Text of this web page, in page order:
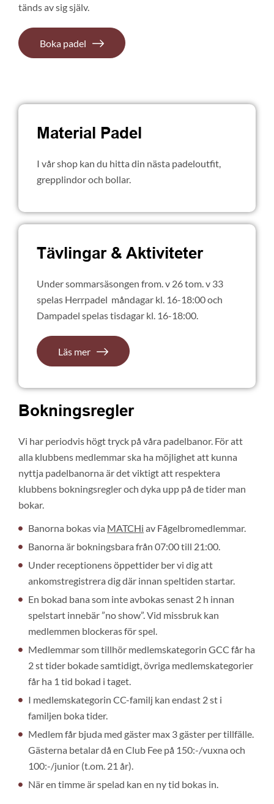
tänds av sig själv.
Boka padel
Material Padel
I vår shop kan du hitta din nästa padeloutfit,
grepplindor och bollar.
Tävlingar & Aktiviteter
Under sommarsäsongen from. v 26 tom. v 33
spelas Herrpadel måndagar kl. 16-18:00 och
Dampadel spelas tisdagar kl. 16-18:00.
Läs mer
Bokningsregler
Vi har periodvis högt tryck på våra padelbanor. För att
alla klubbens medlemmar ska ha möjlighet att kunna
nyttja padelbanorna är det viktigt att respektera
klubbens bokningsregler och dyka upp på de tider man
bokar.
Banorna bokas via MATCHi av Fågelbromedlemmar.
Banorna är bokningsbara från 07:00 till 21:00.
Under receptionens öppettider ber vi dig att
ankomstregistrera dig där innan speltiden startar.
En bokad bana som inte avbokas senast 2 h innan
spelstart innebär ”no show”. Vid missbruk kan
medlemmen blockeras för spel.
Medlemmar som tillhör medlemskategorin GCC får ha
2 st tider bokade samtidigt, övriga medlemskategorier
får ha 1 tid bokad i taget.
I medlemskategorin CC-familj kan endast 2 st i
familjen boka tider.
Medlem får bjuda med gäster max 3 gäster per tillfälle.
Gästerna betalar då en Club Fee på 150:-/vuxna och
100:-/junior (t.om. 21 år).
När en timme är spelad kan en ny tid bokas in.